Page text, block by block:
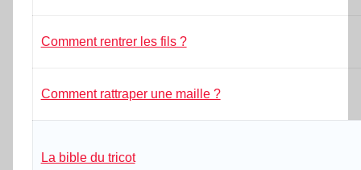
Comment rentrer les fils ?
Comment rattraper une maille ?
La bible du tricot